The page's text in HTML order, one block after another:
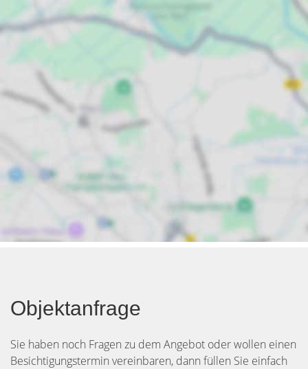
Objektanfrage
Sie haben noch Fragen zu dem Angebot oder wollen einen
Besichtigungstermin vereinbaren, dann füllen Sie einfach